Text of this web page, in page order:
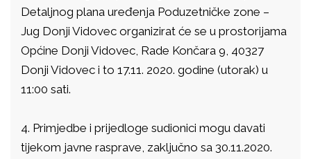
Detaljnog plana uređenja Poduzetničke zone –
Jug Donji Vidovec organizirat će se u prostorijama
Općine Donji Vidovec, Rade Končara 9, 40327
Donji Vidovec i to 17.11. 2020. godine (utorak) u
11:00 sati.
4. Primjedbe i prijedloge sudionici mogu davati
tijekom javne rasprave, zaključno sa 30.11.2020.